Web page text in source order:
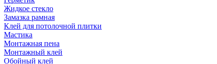
Жидкое стекло
Замазка рамная
Клей для потолочной плитки
Мастика
Монтажная пена
Монтажный клей
Обойный клей